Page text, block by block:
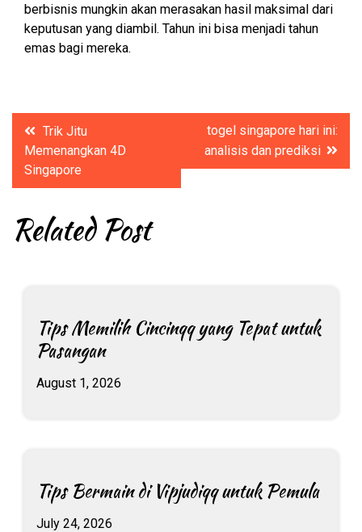
berbisnis mungkin akan merasakan hasil maksimal dari
keputusan yang diambil. Tahun ini bisa menjadi tahun
emas bagi mereka.
Post
navigation
Trik Jitu
Memenangkan 4D
Singapore
togel singapore hari ini:
analisis dan prediksi
Related Post
Tips Memilih Cincinqq yang Tepat untuk
Pasangan
August 1, 2026
Tips Bermain di Vipjudiqq untuk Pemula
July 24, 2026